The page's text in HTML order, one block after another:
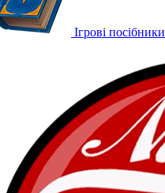
Ігрові посібники